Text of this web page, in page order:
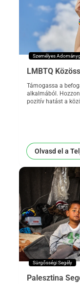
Személyes
LMBTQ
Támogassa a
alkalmából.
pozitív hatást a
Olvasd el a
Sürgősségi Segély
Palesztina